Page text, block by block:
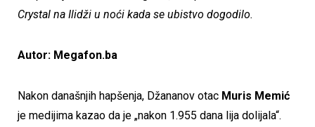
Crystal na Ilidži u noći kada se ubistvo dogodilo.
Autor: Megafon.ba
Nakon današnjih hapšenja, Džananov otac Muris Memić
je medijima kazao da je „nakon 1.955 dana lija dolijala“.